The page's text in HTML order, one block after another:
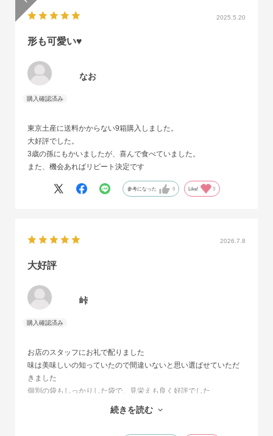
2025.5.20
形も可愛い♥
なお
東京土産に送料かからない9箱購入しました。
大好評でした。
3歳の孫にもかいましたが、喜んで食べていました。
また、機会あればリピート決定です
参考になった 0 Like! 3
2026.7.8
大好評
峠
お店のスタッフにお礼で配りました
味は美味しいの知っていたので間違いないと思い選ばせていただ
きました
個別の袋もしっかりした袋で、見栄えも良く好評でした
続きを読む